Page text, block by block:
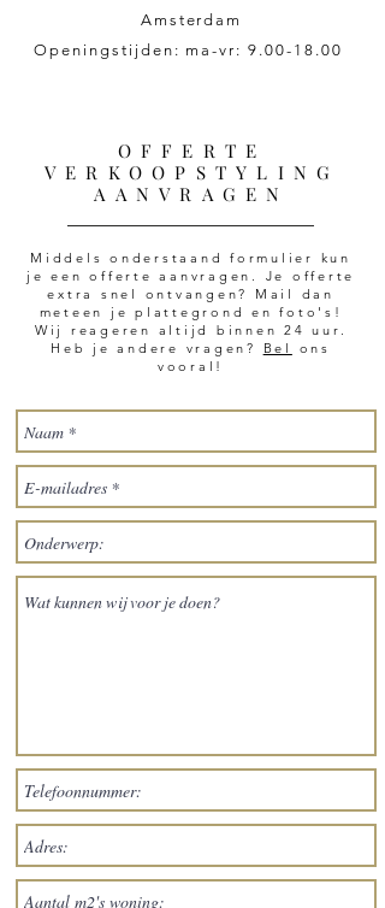
Amsterdam
Openingstijden: ma-vr:9.00-18.00
OFFERTE
VERKOOPSTYLING
AANVRAGEN
Middels onderstaand formulier kun
je een offerte aanvragen. Je offerte
extra snel ontvangen? Mail dan
meteen je plattegrond en foto's!
Wij reageren altijd binnen 24 uur.
Heb je andere vragen? Bel
ons
vooral!